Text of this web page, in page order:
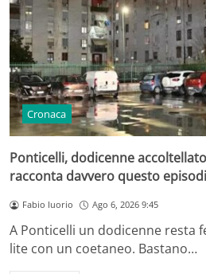
Cronaca
Ponticelli, dodicenne
racconta davvero questo
Fabio Iuorio Ago 6, 2026 9:45
A Ponticelli un dodicenne resta
lite con un coetaneo. Bastano…